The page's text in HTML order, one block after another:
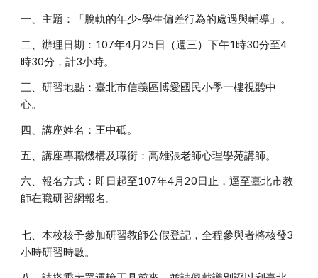
一、主題：「脫軌的年少-學生偏差行為的處遇與輔導」。
二、辦理日期：107年4月25日（週三）下午1時30分至4
時30分，計3小時。
三、研習地點：臺北市信義區博愛國民小學一樓視聽中
心。
四、講座姓名：王中砥。
五、講座專職機構及職銜：高雄張老師心理學苑講師。
六、報名方式：即日起至107年4月20日止，逕至臺北市教
師在職研習網報名。
七、本校核予參加研習教師公假登記，全程參與者將核發3
小時研習時數。